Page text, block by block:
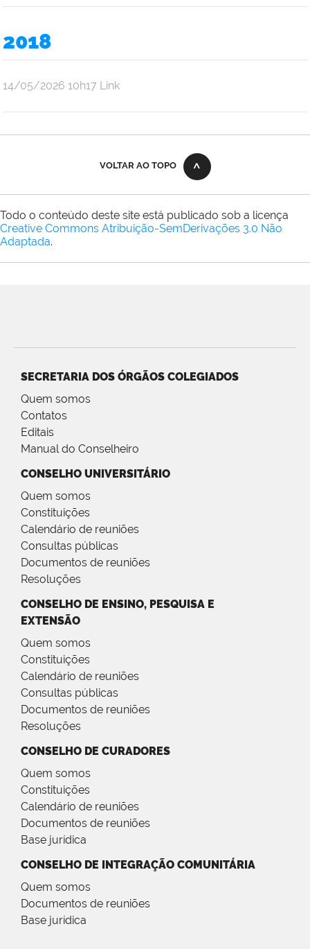
Araújo
2018
por
Oliveira
publicado
14/05/2026 10h17 Link
VOLTAR AO TOPO
Todo o conteúdo deste site está publicado sob a licença
Creative Commons Atribuição-SemDerivações 3.0 Não
Adaptada.
SECRETARIA DOS ÓRGÃOS COLEGIADOS
Quem somos
Contatos
Editais
Manual do Conselheiro
CONSELHO UNIVERSITÁRIO
Quem somos
Constituições
Calendário de reuniões
Consultas públicas
Documentos de reuniões
Resoluções
CONSELHO DE ENSINO, PESQUISA E
EXTENSÃO
Quem somos
Constituições
Calendário de reuniões
Consultas públicas
Documentos de reuniões
Resoluções
CONSELHO DE CURADORES
Quem somos
Constituições
Calendário de reuniões
Documentos de reuniões
Base jurídica
CONSELHO DE INTEGRAÇÃO COMUNITÁRIA
Quem somos
Documentos de reuniões
Base jurídica